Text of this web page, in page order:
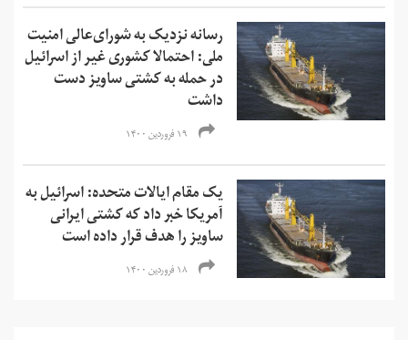
رسانه نزدیک به شورای‌عالی امنیت
ملی: احتمالا کشوری غیر از اسرائیل
در حمله به کشتی ساویز دست
داشت
۱۹ فروردین ۱۴۰۰
یک مقام ایالات متحده: اسرائیل به
آمریکا خبر داد که کشتی ایرانی
ساویز را هدف قرار داده است
۱۸ فروردین ۱۴۰۰